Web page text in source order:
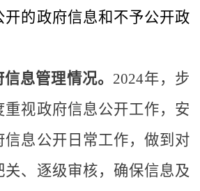
开的政府信息和不予公开政
信息管理情况。 2024年， 步
重视政府信息公开工作，安
信息公开日常工作，做到对
关、逐级审核，确保信息及